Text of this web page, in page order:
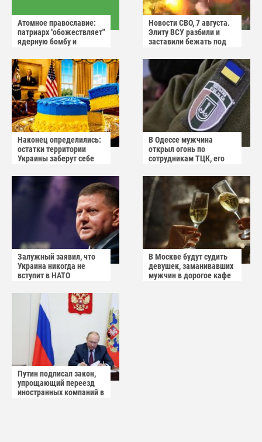
Атомное православие:
патриарх "обожествляет"
ядерную бомбу и
"апокалиптических
сценариев"
Новости СВО, 7 августа.
Элиту ВСУ разбили и
заставили бежать под
Наконец определились:
остатки территории
Украины заберут себе
В Одессе мужчина
открыл огонь по
сотрудникам ТЦК, его
Залужный заявил, что
Украина никогда не
вступит в НАТО
В Москве будут судить
девушек, заманивавших
мужчин в дорогое кафе
Путин подписал закон,
упрощающий переезд
иностранных компаний в